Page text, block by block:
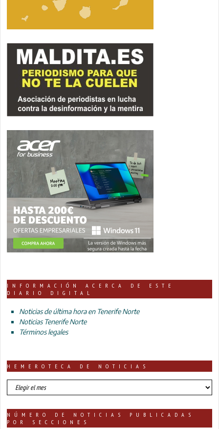
INFORMACIÓN ACERCA DE ESTE
DIARIO DIGITAL
Noticias de última hora en Tenerife Norte
Noticias Tenerife Norte
Términos legales
HEMEROTECA DE NOTICIAS
HEMEROTECA
DE
NÚMERO DE NOTICIAS PUBLICADAS
POR SECCIONES